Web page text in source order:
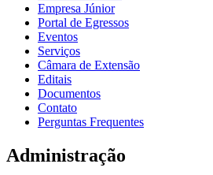
Empresa Júnior
Portal de Egressos
Eventos
Serviços
Câmara de Extensão
Editais
Documentos
Contato
Perguntas Frequentes
Administração